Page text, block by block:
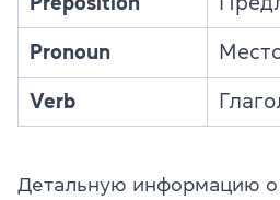
Pronoun
Verb
Детальную информацию